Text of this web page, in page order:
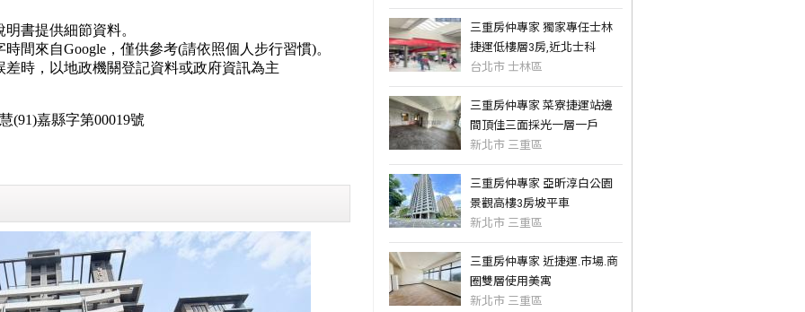
三重房仲專家 獨家專任士林
捷運低樓層3房,近北士科
台北市 士林區
三重房仲專家 菜寮捷運站邊
間頂佳三面採光一層一戶
新北市 三重區
三重房仲專家 亞昕淳白公園
景觀高樓3房坡平車
新北市 三重區
三重房仲專家 近捷運.市場.商
圈雙層使用美寓
新北市 三重區